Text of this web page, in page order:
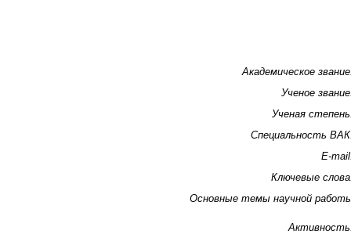
Академическое
Ученое
Ученая
Специальность
E-
Ключевые
Основные темы научной